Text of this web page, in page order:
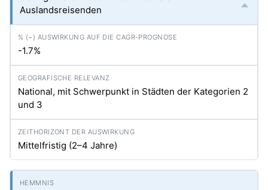
Auslandsreisenden
-1.7%
National, mit Schwerpunkt in Städten der Kategorien 2
und 3
Mittelfristig (2–4 Jahre)